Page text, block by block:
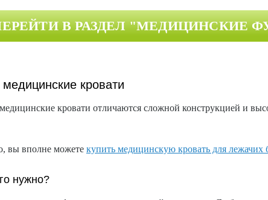
В РАЗДЕЛ"МЕДИЦИНСКИЕ
кровати
кровати отличаются сложной конструкцией и
вы вполне можете купить медицинскую кровать для лежачих
нужно?